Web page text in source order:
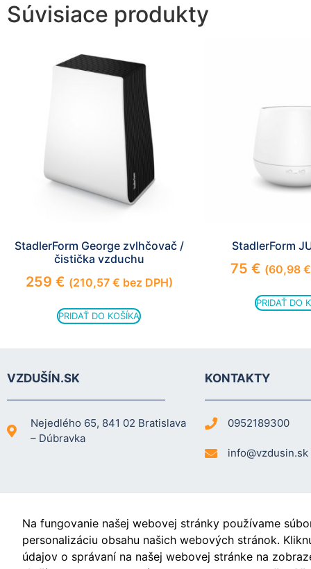
Súvisiace produkty
StadlerForm George zvlhčovač /
čistička vzduchu
259 € (210,57 € bez DPH)
PRIDAŤ DO KOŠÍKA
StadlerForm
75 € (60,98 €
PRIDAŤ DO
VZDUŠÍN.SK
Nejedlého 65, 841 02 Bratislava
– Dúbravka
KONTAKTY
0952189300
info@vzdusin.sk
Videá
Na fungovanie našej webovej stránky používame
personalizáciu obsahu našich webových stránok.
údajov o správaní na našej webovej stránke na